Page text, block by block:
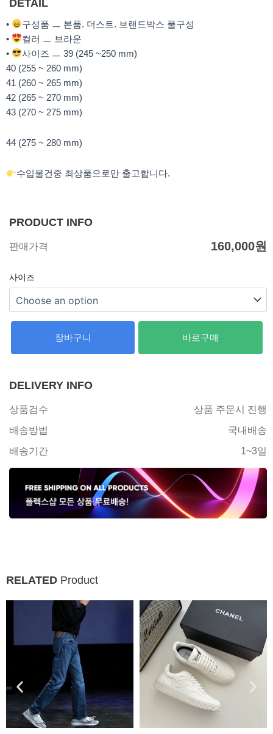
DETAIL
•
구성품 ㅡ 본품. 더스트. 브랜드박스 풀구성
•
컬러 ㅡ 브라운
•
사이즈 ㅡ 39 (245 ~250 mm)
40 (255 ~ 260 mm)
41 (260 ~ 265 mm)
42 (265 ~ 270 mm)
43 (270 ~ 275 mm)
44 (275 ~ 280 mm)
수입물건중 최상품으로만 출고합니다.
PRODUCT INFO
판매가격 160,000원
사이즈
장바구니 바로구매
DELIVERY INFO
상품검수
상품 주문시 진행
배송방법
국내배송
배송기간
1~3일
RELATED Product